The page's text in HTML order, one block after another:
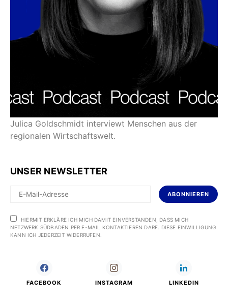
Julica Goldschmidt interviewt Menschen aus der
regionalen Wirtschaftswelt.
UNSER NEWSLETTER
ABONNIEREN
HIERMIT ERKLÄRE ICH MICH DAMIT EINVERSTANDEN, DASS MICH
NETZWERK SÜDBADEN PER E-MAIL KONTAKTIEREN DARF. DIESE EINWILLIGUNG
KANN ICH JEDERZEIT WIDERRUFEN.
FACEBOOK INSTAGRAM LINKEDIN